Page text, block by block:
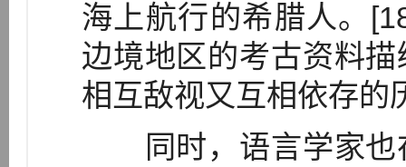
海上航行的希腊人。
边境地区的考古资料
相互敌视又互相依存的
同时，语言学家也